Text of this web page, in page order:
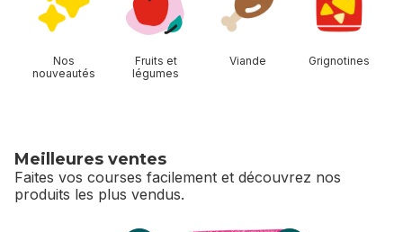
Nos
nouveautés
Fruits et
légumes
Viande Grignotines
Meilleures ventes
Faites vos courses facilement et découvrez nos
produits les plus vendus.